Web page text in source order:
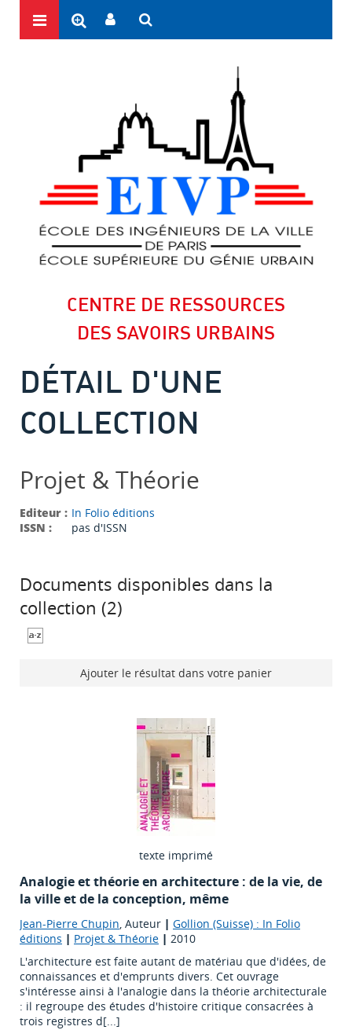
CENTRE DE RESSOURCES
DES SAVOIRS URBAINS
DÉTAIL D'UNE
COLLECTION
Projet & Théorie
Editeur : In Folio éditions
ISSN :
pas d'ISSN
Documents disponibles dans la
collection (2)
Ajouter le résultat dans votre panier
texte imprimé
Analogie et théorie en architecture : de la vie, de
la ville et de la conception, même
Jean-Pierre Chupin, Auteur | Gollion (Suisse) : In Folio
éditions | Projet & Théorie | 2010
L'architecture est faite autant de matériau que d'idées, de
connaissances et d'emprunts divers. Cet ouvrage
s'intéresse ainsi à l'analogie dans la théorie architecturale
: il regroupe des études d'histoire critique consacrées à
trois registres d[...]